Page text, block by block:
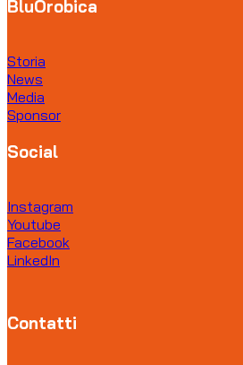
BluOrobica
Storia
News
Media
Sponsor
Social
Instagram
Youtube
Facebook
LinkedIn
Contatti